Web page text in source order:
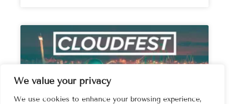
We value your privacy
We use cookies to enhance your browsing experience,